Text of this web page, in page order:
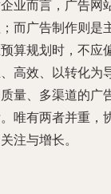
业而言， 广告网
而广告制作则是
算规划时，不应
高效、以转化为
量、多渠道的广
唯有两者并重，
注与增长。